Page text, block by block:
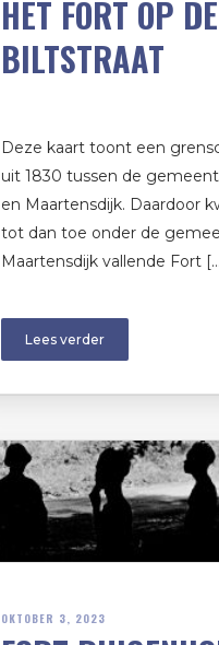
HET FORT OP DE
BILTSTRAAT
Deze kaart toont een
uit 1830 tussen de
en Maartensdijk. Daardoor
tot dan toe onder de
Maartensdijk vallende Fort
Lees verder
OKTOBER 3, 2023